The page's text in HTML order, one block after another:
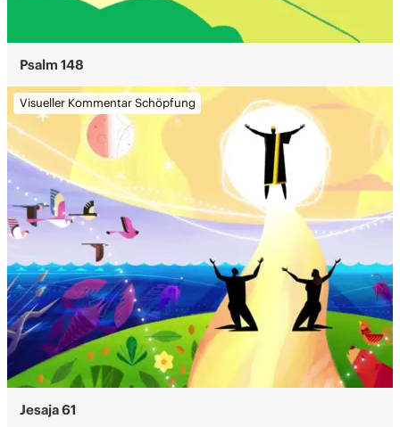
Psalm 148
Visueller Kommentar Schöpfung
Jesaja 61